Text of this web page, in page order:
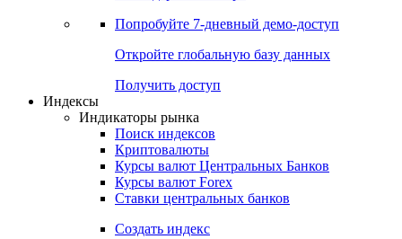
Денежный рынок
Календарь инвестора
Попробуйте7-дневный
Откройте глобальную базу данных
Получить доступ
Индикаторы рынка
Поиск индексов
Курсы валют Центральных Банков